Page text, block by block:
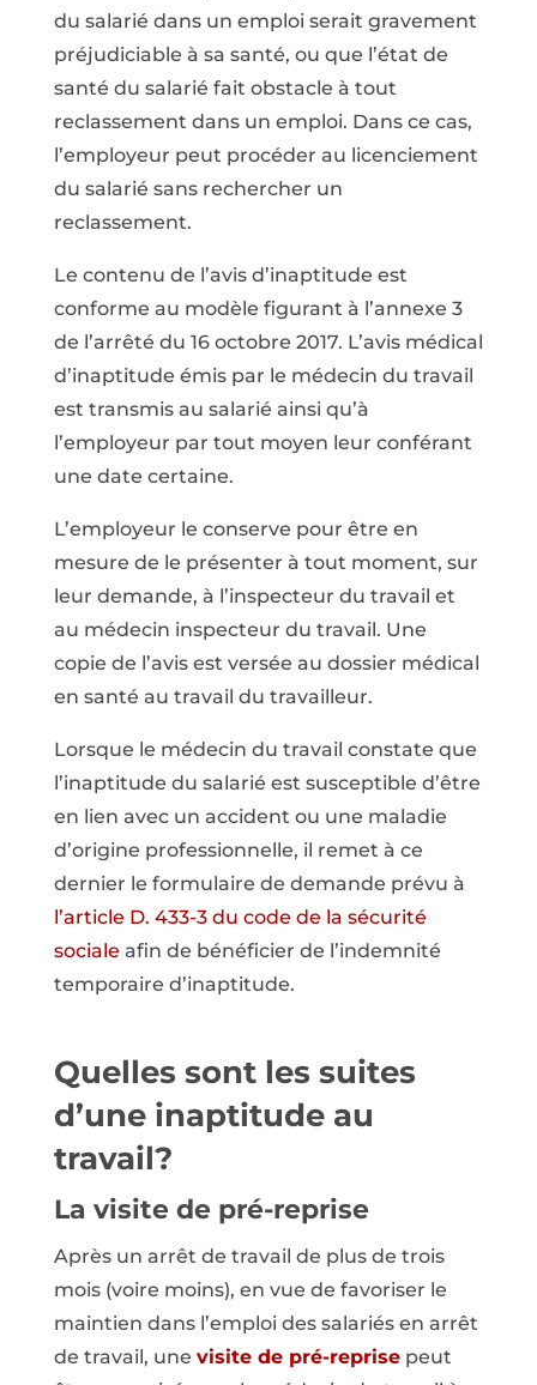
du salarié dans un emploi serait gravement
préjudiciable à sa santé, ou que l’état de
santé du salarié fait obstacle à tout
reclassement dans un emploi. Dans ce cas,
l’employeur peut procéder au licenciement
du salarié sans rechercher un
reclassement.
Le contenu de l’avis d’inaptitude est
conforme au modèle figurant à l’annexe 3
de l’arrêté du 16 octobre 2017. L’avis médical
d’inaptitude émis par le médecin du travail
est transmis au salarié ainsi qu’à
l’employeur par tout moyen leur conférant
une date certaine.
L’employeur le conserve pour être en
mesure de le présenter à tout moment, sur
leur demande, à l’inspecteur du travail et
au médecin inspecteur du travail. Une
copie de l’avis est versée au dossier médical
en santé au travail du travailleur.
Lorsque le médecin du travail constate que
l’inaptitude du salarié est susceptible d’être
en lien avec un accident ou une maladie
d’origine professionnelle, il remet à ce
dernier le formulaire de demande prévu à
l’article D. 433-3 du code de la sécurité
sociale afin de bénéficier de l’indemnité
temporaire d’inaptitude.
Quelles sont les suites
d’une inaptitude au
travail?
La visite de pré-reprise
Après un arrêt de travail de plus de trois
mois (voire moins), en vue de favoriser le
maintien dans l’emploi des salariés en arrêt
de travail, une visite de pré-reprisepeut